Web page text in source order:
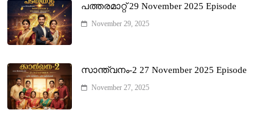
പത്തരമാറ്റ് 29 November 2025 Episode
November 29, 2025
സാന്ത്വനം-2 27 November 2025 Episode
November 27, 2025